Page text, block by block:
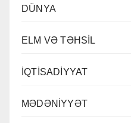
DÜNYA
ELM VƏ TƏHSİL
İQTİSADİYYAT
MƏDƏNİYYƏT